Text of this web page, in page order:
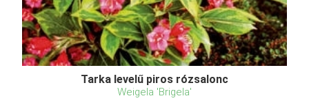
Tarka levelű piros rózsalonc
Weigela 'Brigela'